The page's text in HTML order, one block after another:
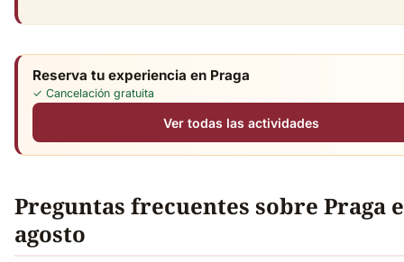
Reserva tu experiencia en Praga
✓ Cancelación gratuita
Ver todas las actividades
Preguntas frecuentes sobre Praga
agosto